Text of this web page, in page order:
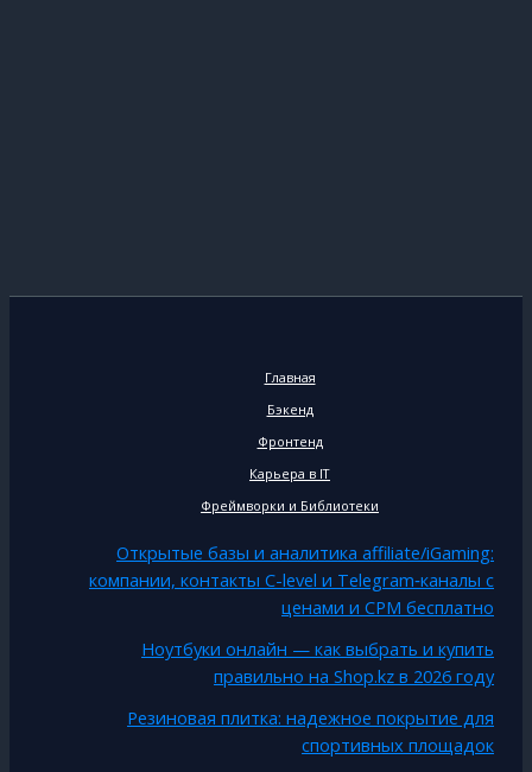
Главная
Бэкенд
Фронтенд
Карьера в IT
Фреймворки и Библиотеки
Открытые базы и аналитика affiliate/iGaming:
компании, контакты C-level и Telegram‑каналы с
ценами и CPM бесплатно
Ноутбуки онлайн — как выбрать и купить
правильно на Shop.kz в 2026 году
Резиновая плитка: надежное покрытие для
спортивных площадок